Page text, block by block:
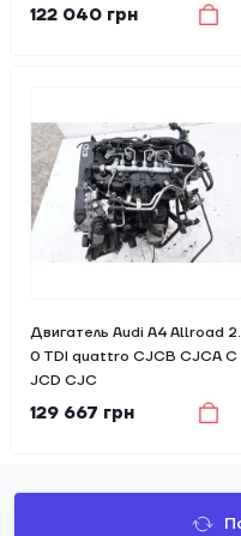
122 040 грн
Двигатель Audi A4 Allroad 2.
0 TDI quattro CJCB CJCA C
JCD CJC
129 667 грн